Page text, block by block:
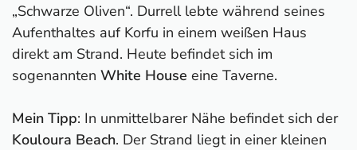
„Schwarze Oliven“. Durrell lebte während seines
Aufenthaltes auf Korfu in einem weißen Haus
direkt am Strand. Heute befindet sich im
sogenannten White House eine Taverne.
Mein Tipp: In unmittelbarer Nähe befindet sich der
Kouloura Beach. Der Strand liegt in einer kleinen